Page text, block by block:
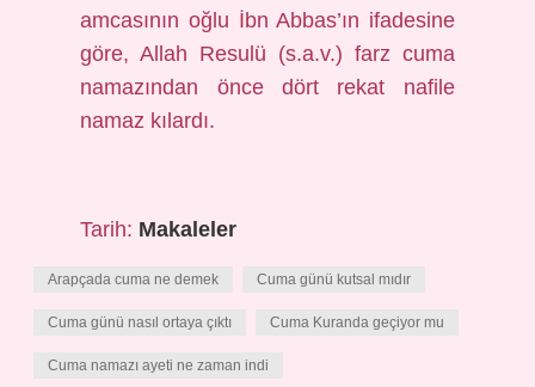
amcasının oğlu İbn Abbas’ın ifadesine
göre, Allah Resulü (s.a.v.) farz cuma
namazından önce dört rekat nafile
namaz kılardı.
Tarih: Makaleler
Arapçada cuma ne demek Cuma günü kutsal mıdır
Cuma günü nasıl ortaya çıktı Cuma Kuranda geçiyor mu
Cuma namazı ayeti ne zaman indi